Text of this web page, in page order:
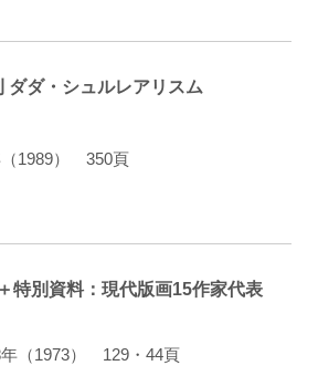
ダダ・シュルレアリスム
1989） 350頁
特別資料：現代版画15作家代表
（1973） 129・44頁